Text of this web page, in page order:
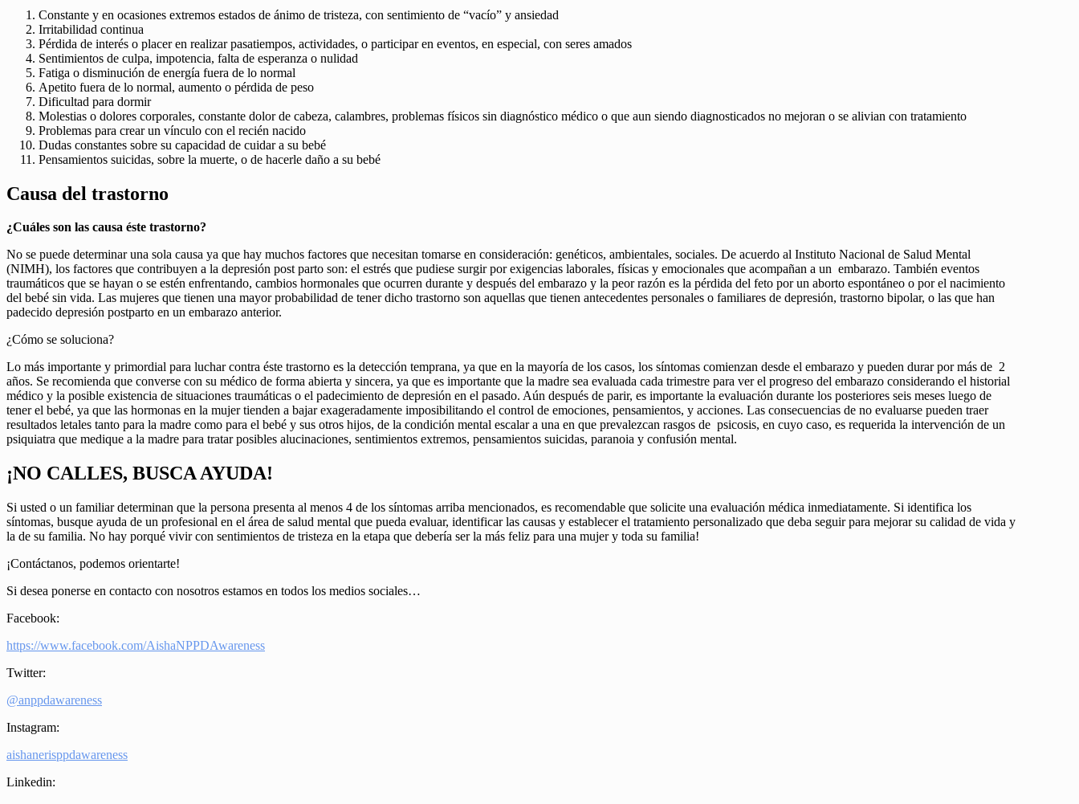
Constante y en ocasiones extremos estados de ánimo de tristeza, con sentimiento de “vacío” y ansiedad
Irritabilidad continua
Pérdida de interés o placer en realizar pasatiempos, actividades, o participar en eventos, en especial, con seres amados
Sentimientos de culpa, impotencia, falta de esperanza o nulidad
Fatiga o disminución de energía fuera de lo normal
Apetito fuera de lo normal, aumento o pérdida de peso
Dificultad para dormir
Molestias o dolores corporales, constante dolor de cabeza, calambres, problemas físicos sin diagnóstico médico o que aun siendo diagnosticados no mejoran o se alivian con tratamiento
Problemas para crear un vínculo con el recién nacido
Dudas constantes sobre su capacidad de cuidar a su bebé
Pensamientos suicidas, sobre la muerte, o de hacerle daño a su bebé
Causa del trastorno
¿Cuáles son las causa éste trastorno?
No se puede determinar una sola causa ya que hay muchos factores que necesitan tomarse en consideración: genéticos, ambientales, sociales. De acuerdo al Instituto Nacional de Salud Mental
(NIMH), los factores que contribuyen a la depresión post parto son: el estrés que pudiese surgir por exigencias laborales, físicas y emocionales que acompañan a un embarazo. También eventos
traumáticos que se hayan o se estén enfrentando, cambios hormonales que ocurren durante y después del embarazo y la peor razón es la pérdida del feto por un aborto espontáneo o por el nacimiento
del bebé sin vida. Las mujeres que tienen una mayor probabilidad de tener dicho trastorno son aquellas que tienen antecedentes personales o familiares de depresión, trastorno bipolar, o las que han
padecido depresión postparto en un embarazo anterior.
¿Cómo se soluciona?
Lo más importante y primordial para luchar contra éste trastorno es la detección temprana, ya que en la mayoría de los casos, los síntomas comienzan desde el embarazo y pueden durar por más de 2
años. Se recomienda que converse con su médico de forma abierta y sincera, ya que es importante que la madre sea evaluada cada trimestre para ver el progreso del embarazo considerando el historial
médico y la posible existencia de situaciones traumáticas o el padecimiento de depresión en el pasado. Aún después de parir, es importante la evaluación durante los posteriores seis meses luego de
tener el bebé, ya que las hormonas en la mujer tienden a bajar exageradamente imposibilitando el control de emociones, pensamientos, y acciones. Las consecuencias de no evaluarse pueden traer
resultados letales tanto para la madre como para el bebé y sus otros hijos, de la condición mental escalar a una en que prevalezcan rasgos de psicosis, en cuyo caso, es requerida la intervención de un
psiquiatra que medique a la madre para tratar posibles alucinaciones, sentimientos extremos, pensamientos suicidas, paranoia y confusión mental.
¡NO CALLES, BUSCA AYUDA!
Si usted o un familiar determinan que la persona presenta al menos 4 de los síntomas arriba mencionados, es recomendable que solicite una evaluación médica inmediatamente. Si identifica los
síntomas, busque ayuda de un profesional en el área de salud mental que pueda evaluar, identificar las causas y establecer el tratamiento personalizado que deba seguir para mejorar su calidad de vida y
la de su familia. No hay porqué vivir con sentimientos de tristeza en la etapa que debería ser la más feliz para una mujer y toda su familia!
¡Contáctanos, podemos orientarte!
Si desea ponerse en contacto con nosotros estamos en todos los medios sociales…
Facebook:
https://www.facebook.com/AishaNPPDAwareness
Twitter:
@anppdawareness
Instagram:
aishanerisppdawareness
Linkedin: